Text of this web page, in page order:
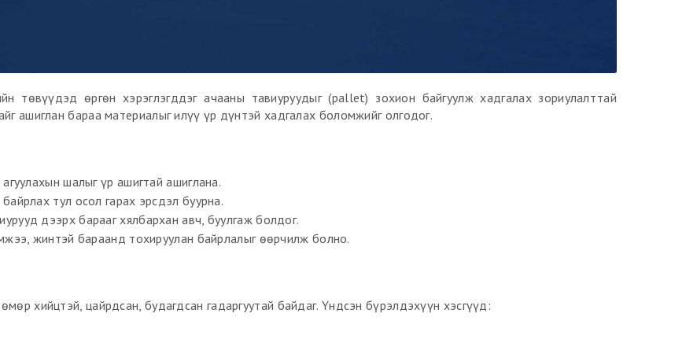
төвүүдэд өргөн хэрэглэгддэг ачааны тавиуруудыг (pallet) зохион байгуулж хадгалах зориулалттай
ашиглан бараа материалыг илүү үр дүнтэй хадгалах боломжийг олгодог.
шалыг үр ашигтай ашиглана.
тул осол гарах эрсдэл буурна.
дээрх барааг хялбархан авч, буулгаж болдог.
жинтэй бараанд тохируулан байрлалыг өөрчилж болно.
хийцтэй, цайрдсан, будагдсан гадаргуутай байдаг. Үндсэн бүрэлдэхүүн хэсгүүд: